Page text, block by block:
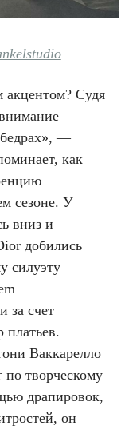
Судя
—
как
сезоне. У
вниз и
добились
силуэту
за счет
платьев.
Ваккарелло
по творческому
драпировок,
он